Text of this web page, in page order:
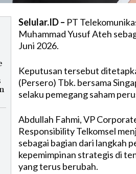
Selular.ID – PT
Muhammad Yusuf Ateh
Juni 2026.
Keputusan tersebut
(Persero) Tbk. bersama
selaku pemegang saham
Abdullah Fahmi, VP
Responsibility Telkomsel
sebagai bagian dari langkah
kepemimpinan strategis di
yang terus berubah.